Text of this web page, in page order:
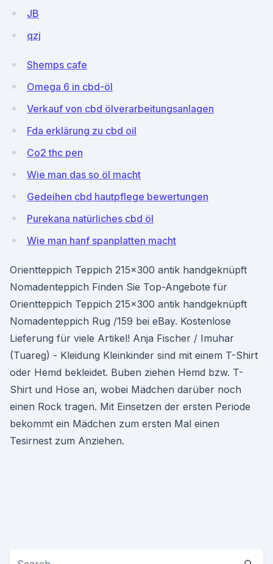
JB
qzj
Shemps cafe
Omega 6 in cbd-öl
Verkauf von cbd ölverarbeitungsanlagen
Fda erklärung zu cbd oil
Co2 thc pen
Wie man das so öl macht
Gedeihen cbd hautpflege bewertungen
Purekana natürliches cbd öl
Wie man hanf spanplatten macht
Orientteppich Teppich 215x300 antik handgeknüpft
Nomadenteppich Finden Sie Top-Angebote für
Orientteppich Teppich 215x300 antik handgeknüpft
Nomadenteppich Rug /159 bei eBay. Kostenlose
Lieferung für viele Artikel! Anja Fischer / Imuhar
(Tuareg) - Kleidung Kleinkinder sind mit einem T-Shirt
oder Hemd bekleidet. Buben ziehen Hemd bzw. T-
Shirt und Hose an, wobei Mädchen darüber noch
einen Rock tragen. Mit Einsetzen der ersten Periode
bekommt ein Mädchen zum ersten Mal einen
Tesirnest zum Anziehen.